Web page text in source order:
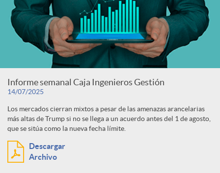
Informe semanal Caja Ingenieros Gestión
14/07/2025
Los mercados cierran mixtos a pesar de las amenazas arancelarias
más altas de Trump si no se llega a un acuerdo antes del 1 de agosto,
que se sitúa como la nueva fecha límite.
Descargar
Archivo